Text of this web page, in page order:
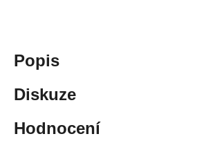
Popis
Diskuze
Hodnocení